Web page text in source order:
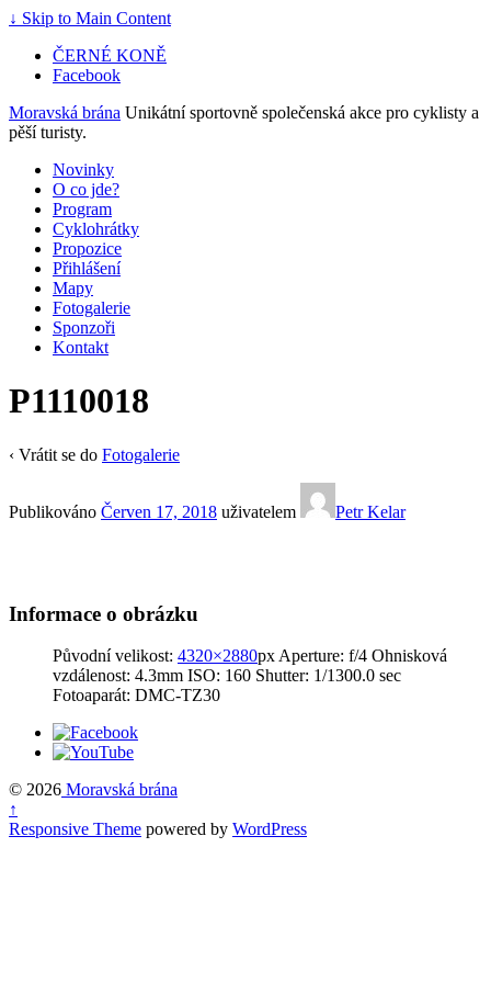
↓ Skip to Main Content
ČERNÉ KONĚ
Facebook
Moravská brána Unikátní sportovně společenská akce pro cyklisty a
pěší turisty.
Novinky
O co jde?
Program
Cyklohrátky
Propozice
Přihlášení
Mapy
Fotogalerie
Sponzoři
Kontakt
P1110018
‹ Vrátit se do Fotogalerie
Publikováno Červen 17, 2018 uživatelem Petr Kelar
Informace o obrázku
Původní velikost: 4320×2880px Aperture: f/4 Ohnisková
vzdálenost: 4.3mm ISO: 160 Shutter: 1/1300.0 sec
Fotoaparát: DMC-TZ30
© 2026 Moravská brána
↑
Responsive Theme powered by WordPress